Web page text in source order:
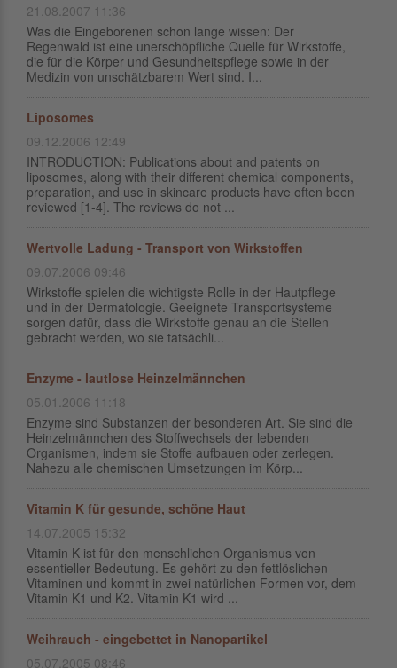
21.08.2007 11:36
Was die Eingeborenen schon lange wissen: Der
Regenwald ist eine unerschöpfliche Quelle für Wirkstoffe,
die für die Körper und Gesundheitspflege sowie in der
Medizin von unschätzbarem Wert sind. I...
Liposomes
09.12.2006 12:49
INTRODUCTION: Publications about and patents on
liposomes, along with their different chemical components,
preparation, and use in skincare products have often been
reviewed [1-4]. The reviews do not ...
Wertvolle Ladung - Transport von Wirkstoffen
09.07.2006 09:46
Wirkstoffe spielen die wichtigste Rolle in der Hautpflege
und in der Dermatologie. Geeignete Transportsysteme
sorgen dafür, dass die Wirkstoffe genau an die Stellen
gebracht werden, wo sie tatsächli...
Enzyme - lautlose Heinzelmännchen
05.01.2006 11:18
Enzyme sind Substanzen der besonderen Art. Sie sind die
Heinzelmännchen des Stoffwechsels der lebenden
Organismen, indem sie Stoffe aufbauen oder zerlegen.
Nahezu alle chemischen Umsetzungen im Körp...
Vitamin K für gesunde, schöne Haut
14.07.2005 15:32
Vitamin K ist für den menschlichen Organismus von
essentieller Bedeutung. Es gehört zu den fettlöslichen
Vitaminen und kommt in zwei natürlichen Formen vor, dem
Vitamin K1 und K2. Vitamin K1 wird ...
Weihrauch - eingebettet in Nanopartikel
05.07.2005 08:46